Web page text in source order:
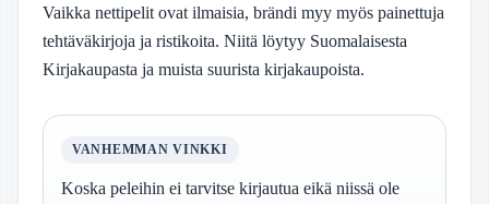
Vaikka nettipelit ovat ilmaisia, brändi myy myös painettuja
tehtäväkirjoja ja ristikoita. Niitä löytyy Suomalaisesta
Kirjakaupasta ja muista suurista kirjakaupoista.
VANHEMMAN VINKKI
Koska peleihin ei tarvitse kirjautua eikä niissä ole